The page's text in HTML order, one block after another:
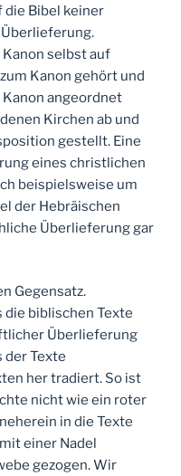
die Bibel keiner
selbst auf
Kanon gehört und
angeordnet
Kirchen ab und
gestellt. Eine
eines christlichen
beispielsweise um
der Hebräischen
Überlieferung gar
Gegensatz.
die biblischen Texte
Überlieferung
der Texte
her tradiert. So ist
nicht wie ein roter
in die Texte
einer Nadel
gezogen. Wir